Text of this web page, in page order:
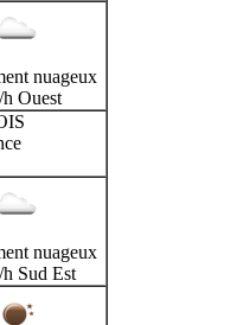
nuageux
Ouest
nuageux
Sud Est